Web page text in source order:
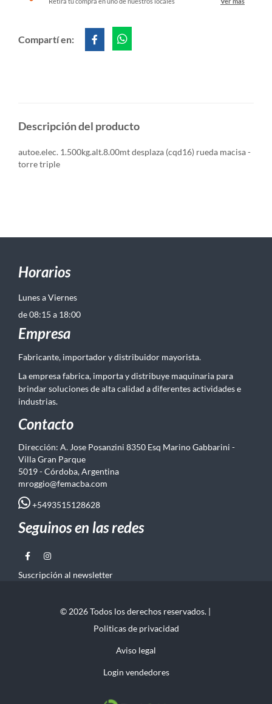
Compartí en:
Descripción del producto
autoe.elec. 1.500kg.alt.8.00mt desplaza (cqd16) rueda macisa -
torre triple
Horarios
Lunes a Viernes
de 08:15 a 18:00
Empresa
Fabricante, importador y distribuidor mayorista.
La empresa fabrica, importa y distribuye maquinaria para
brindar soluciones de alta calidad a diferentes actividades e
industrias.
Contacto
Dirección: A. Jose Posanzini 8350 Esq Marino Gabbarini -
Villa Gran Parque
5019 - Córdoba, Argentina
mroggio@femacba.com
+5493515128628
Seguinos en las redes
Suscripción al newsletter
© 2026 Todos los derechos reservados. |
Politicas de privacidad
Aviso legal
Login vendedores